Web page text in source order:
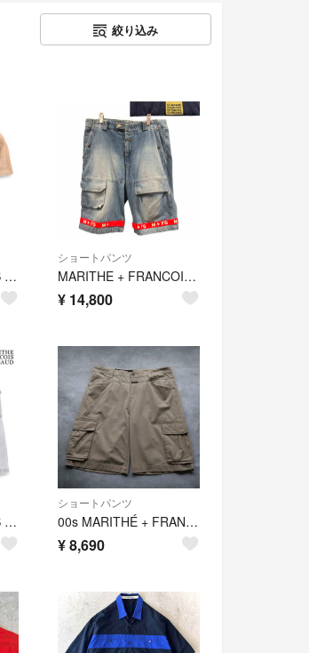
絞り込み
MARITHE FRANCOIS GIRBAUD マリテフランソワ ジルボー 春夏★ 半袖 刺繍&プリント総柄 デザイン シャツ Sz.L メンズ
ショートパンツ
MARITHE + FRANCOIS GIRBAUD マリテフランソワジルボー デニムカーゴハーフパンツ M+FGロゴテープW36
¥ 14,800
MARITHE FRANCOIS GIRBAUD マリテフランソワ ジルボー 春夏 USED加工 ポケットデザイン ショート デニム パンツ Sz.M メンズ
ショートパンツ
00s MARITHÉ + FRANÇOIS GIRBAUD “BLUE” Multi Pocket Cargo Shorts
¥8,690